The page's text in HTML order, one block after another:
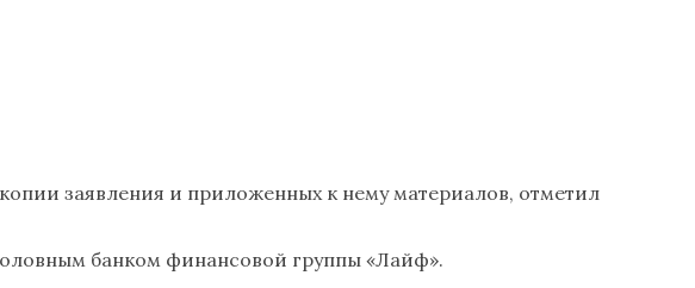
заявления и приложенных к нему материалов, отметил
банком финансовой группы «Лайф».